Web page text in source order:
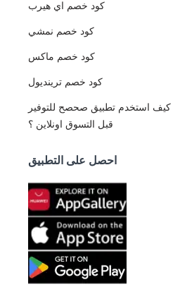
كود خصم اي هيرب
كود خصم نمشي
كود خصم ماكس
كود خصم ترينديول
كيف استخدم تطبيق صحصح للتوفير
قبل التسوق اونلاين ؟
احصل على التطبيق